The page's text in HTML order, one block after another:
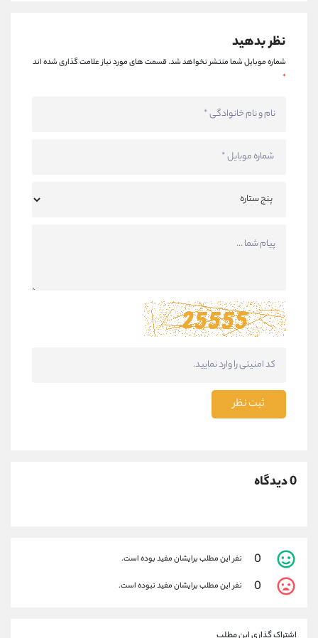
نظر بدهید
شماره موبایل شما منتشر نخواهد شد.قسمت های مورد نیاز علامت گذاری شده اند
*
ثبت نظر
0 دیدگاه
0 نفر این مطلب برایشان مفید بوده است.
0 نفر این مطلب برایشان مفید نبوده است.